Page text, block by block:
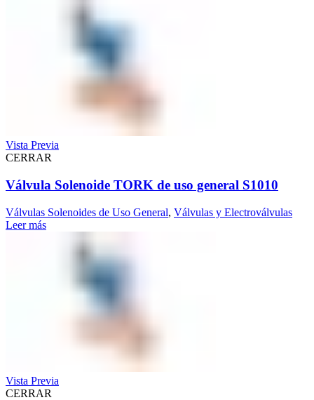
Vista Previa
CERRAR
Válvula Solenoide TORK de uso general S1010
Válvulas Solenoides de Uso General, Válvulas y Electroválvulas
Leer más
Vista Previa
CERRAR